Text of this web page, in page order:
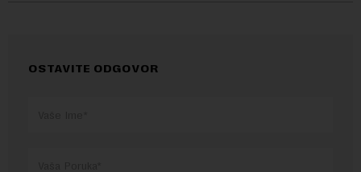
OSTAVITE ODGOVOR